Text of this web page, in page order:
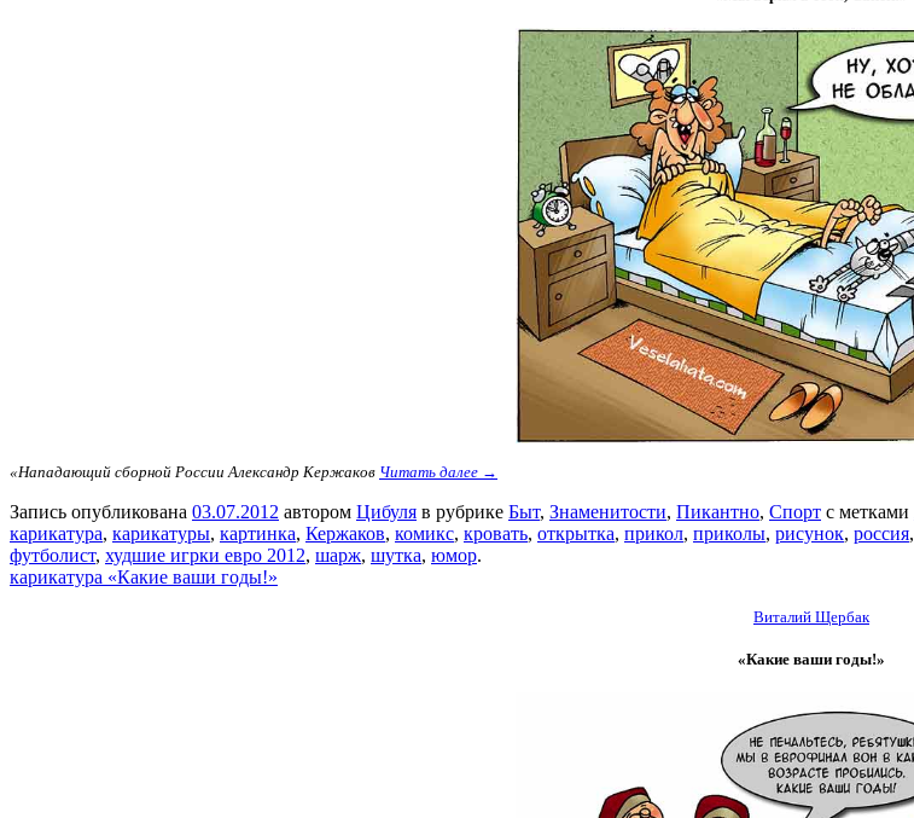
«Нападающий сборной России Александр Кержаков Читать далее →
Запись опубликована 03.07.2012 автором Цибуля в рубрике Быт, Знаменитости, Пикантно, Спорт с метками
карикатура, карикатуры, картинка, Кержаков, комикс, кровать, открытка, прикол, приколы, рисунок, россия,
футболист, худшие игрки евро 2012, шарж, шутка, юмор.
карикатура «Какие ваши годы!»
Виталий Щербак
«Какие ваши годы!»